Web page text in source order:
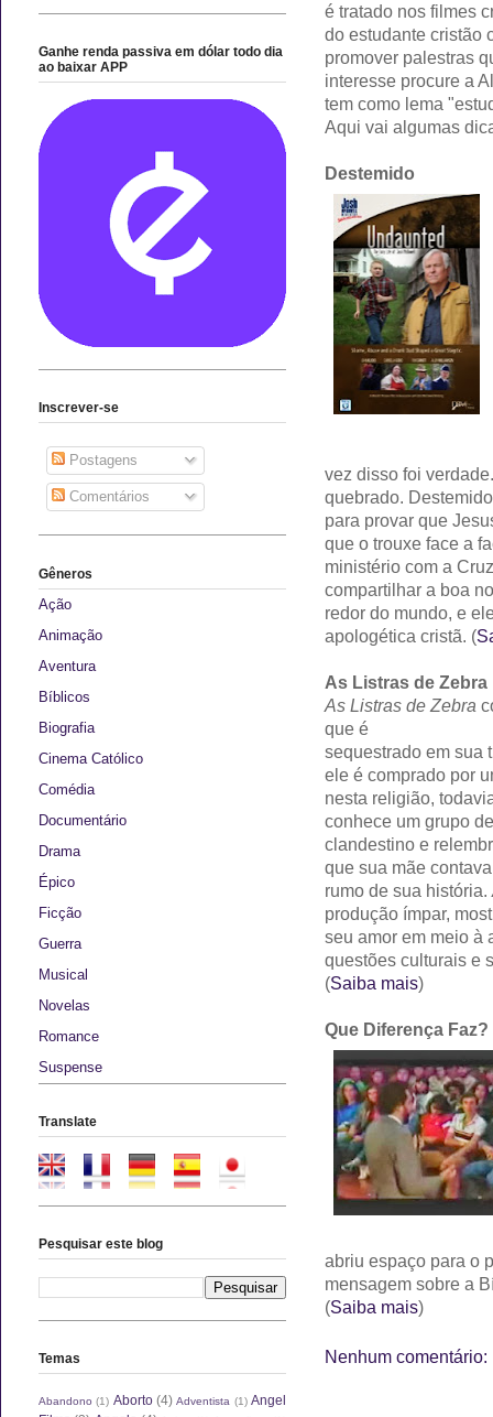
é tratado nos filmes
do estudante cristão
promover palestras
interesse procure a
tem como lema
Aqui vai algumas
Destemido
vez disso foi
quebrado.
para provar que
que o trouxe face a
ministério com a
compartilhar a boa
redor do mundo, e
apologética cristã. (
As Listras de Zebra
As Listras de Zebra
que é
sequestrado em sua
ele é comprado por
nesta religião,
conhece um grupo
clandestino e
que sua mãe
rumo de sua história.
produção ímpar,
seu amor em meio à
questões culturais e
(Saiba mais)
Que Diferença Faz?
abriu espaço para o
mensagem sobre a
(Saiba mais)
Nenhum comentário:
Ganhe renda passiva em dólar todo dia
ao baixar APP
Inscrever-se
Postagens
Comentários
Gêneros
Ação
Animação
Aventura
Bíblicos
Biografia
Cinema Católico
Comédia
Documentário
Drama
Épico
Ficção
Guerra
Musical
Novelas
Romance
Suspense
Translate
Pesquisar este blog
Temas
Abandono (1) Aborto (4) Adventista (1) Angel